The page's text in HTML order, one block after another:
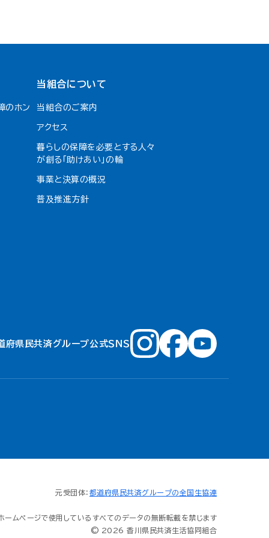
のホン
当組合について
当組合のご案内
アクセス
暮らしの保障を必要とする人々
が創る「助けあい」の輪
事業と決算の概況
普及推進方針
府県民共済グループ公式ＳＮＳ
元受団体： 都道府県民共済グループの全国生協連
ームページで使用しているすべてのデータの無断転載を禁じます
© 2026 香川県民共済生活協同組合